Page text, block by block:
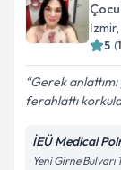
İzmir
5 (1
Gerek
ferahlattı
İEÜ Medical
Yeni Girne Bulvarı